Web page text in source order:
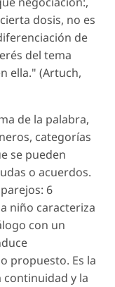
dosis, no es
de
del tema
ella." (Artuch,
de la palabra,
categorías
se pueden
o acuerdos.
6
niño caracteriza
con un
propuesto. Es la
continuidad y la